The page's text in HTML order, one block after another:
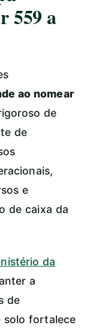
559 a
ao nomear
de
de
e
de caixa da
da
a
de
solo fortalece